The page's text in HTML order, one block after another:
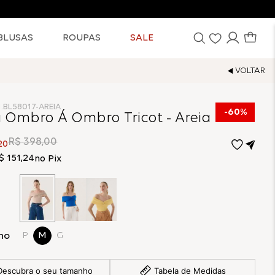
ROUPAS SALE
60%
AREIA
Ombro Á Ombro Tricot - Areia
R$ 398,00
151,24no Pix
P M G
o seu tamanho Tabela de Medidas